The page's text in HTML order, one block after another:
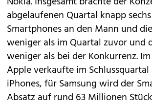
abgelaufenen Quartal knapp
Smartphones an den Mann und
weniger als im Quartal zuvor und
weniger als bei der Konkurrenz.
Apple verkaufte im
iPhones, für Samsung wird der
Absatz auf rund 63 Millionen